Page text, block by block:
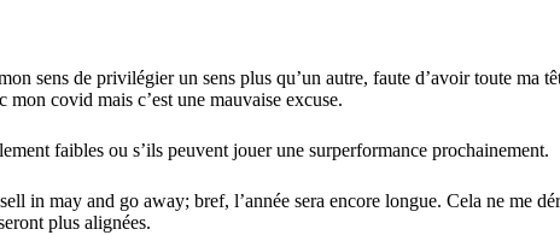
sens de privilégier un sens plus qu’un autre, faute d’avoir toute ma
covid mais c’est une mauvaise excuse.
faibles ou s’ils peuvent jouer une surperformance prochainement.
in may and go away; bref, l’année sera encore longue. Cela ne me
plus alignées.